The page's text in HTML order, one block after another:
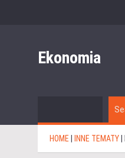
Ekonomia
HOME INNE TEMATY